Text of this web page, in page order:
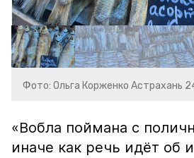
Фото: Ольга Корженко Астрахань
«Вобла поймана с
иначе как речь идёт об